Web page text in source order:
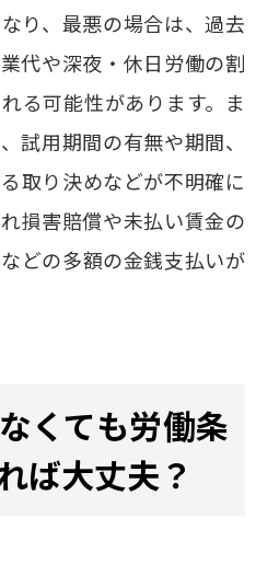
り、最悪の場合は、過去
代や深夜・休日労働の割
る可能性があります。ま
試用期間の有無や期間、
取り決めなどが不明確に
損害賠償や未払い賃金の
どの多額の金銭支払いが
くても労働条
ば大丈夫？